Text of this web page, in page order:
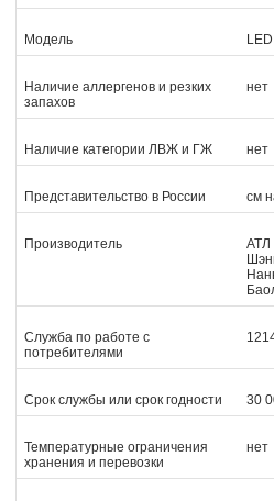
Модель
Наличие аллергенов и резких
запахов
нет
Наличие категории ЛВЖ и ГЖ нет
Представительство в России см
Производитель
АТЛ
Служба по работе с
потребителями
Срок службы или срок годности 30
Температурные ограничения
хранения и перевозки
нет